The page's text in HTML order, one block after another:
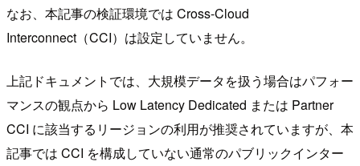
なお、本記事の検証環境では Cross-Cloud
Interconnect（CCI）は設定していません。
上記ドキュメントでは、大規模データを扱う場合はパフォー
マンスの観点から Low Latency Dedicated または Partner
CCI に該当するリージョンの利用が推奨されていますが、本
記事では CCI を構成していない通常のパブリックインター